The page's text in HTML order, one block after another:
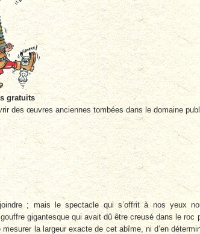
gratuits
des œuvres anciennes tombées dans le domaine
; mais le spectacle qui s’offrit à nos yeux
gigantesque qui avait dû être creusé dans le roc
la largeur exacte de cet abîme, ni d’en